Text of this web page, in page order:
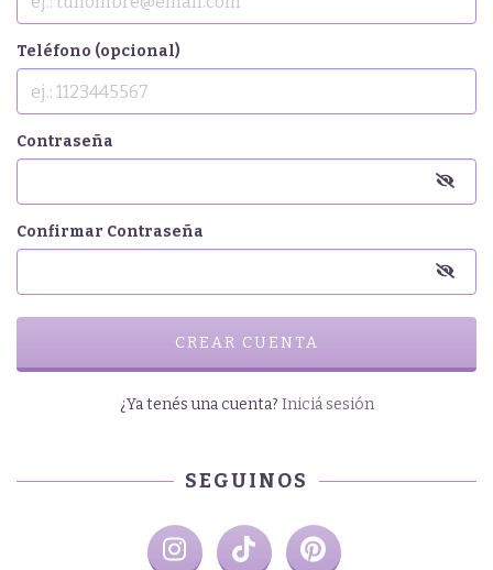
Teléfono (opcional)
Contraseña
Confirmar Contraseña
¿Ya tenés una cuenta? Iniciá sesión
SEGUINOS